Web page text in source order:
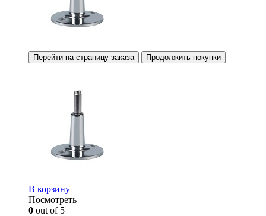
Перейти на страницу заказа Продолжить покупки
В корзину
Посмотреть
0 out of 5